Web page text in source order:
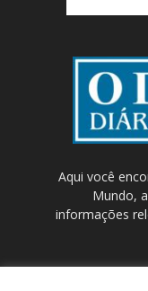
Aqui você
Mundo,
informações
Contato: